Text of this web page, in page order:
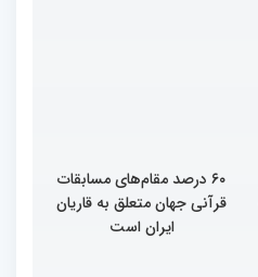
۶۰ درصد مقام‌های مسابقات
قرآنی جهان متعلق به قاریان
ایران است